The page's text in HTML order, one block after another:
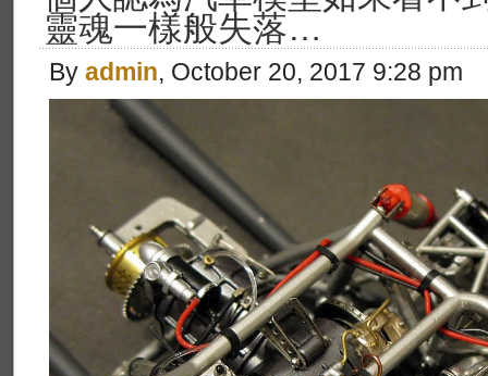
靈魂一樣般失落…
By admin, October 20, 2017 9:28 pm